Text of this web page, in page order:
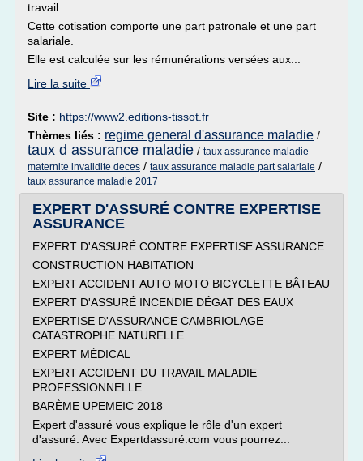
travail.
Cette cotisation comporte une part patronale et une part
salariale.
Elle est calculée sur les rémunérations versées aux...
Lire la suite
Site : https://www2.editions-tissot.fr
Thèmes liés : regime general d'assurance maladie /
taux d assurance maladie / taux assurance maladie
maternite invalidite deces / taux assurance maladie part salariale /
taux assurance maladie 2017
EXPERT D'ASSURÉ CONTRE EXPERTISE
ASSURANCE
EXPERT D'ASSURÉ CONTRE EXPERTISE ASSURANCE
CONSTRUCTION HABITATION
EXPERT ACCIDENT AUTO MOTO BICYCLETTE BÂTEAU
EXPERT D'ASSURÉ INCENDIE DÉGAT DES EAUX
EXPERTISE D'ASSURANCE CAMBRIOLAGE
CATASTROPHE NATURELLE
EXPERT MÉDICAL
EXPERT ACCIDENT DU TRAVAIL MALADIE
PROFESSIONNELLE
BARÈME UPEMEIC 2018
Expert d'assuré vous explique le rôle d'un expert
d'assuré. Avec Expertdassuré.com vous pourrez...